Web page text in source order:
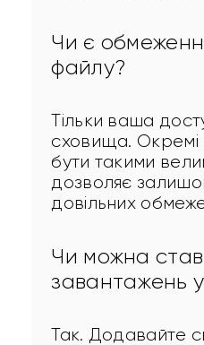
Чи є
файлу?
Тільки ваша
сховища. Окремі
бути такими
дозволяє
довільних
Чи можна
завантажень
Так. Додавайте